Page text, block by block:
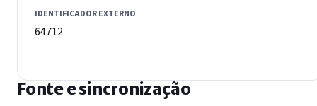
IDENTIFICADOR EXTERNO
64712
Fonte e sincronização